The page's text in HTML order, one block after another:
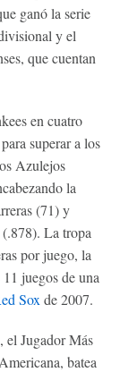
ganó la serie
y el
que cuentan
en cuatro
superar a los
Azulejos
la
(71) y
La tropa
por juego, la
juegos de una
Sox de 2007.
el Jugador Más
batea